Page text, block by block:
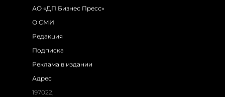
АО «ДП Бизнес Пресс»
О СМИ
Редакция
Подписка
Реклама в издании
Адрес
197022,